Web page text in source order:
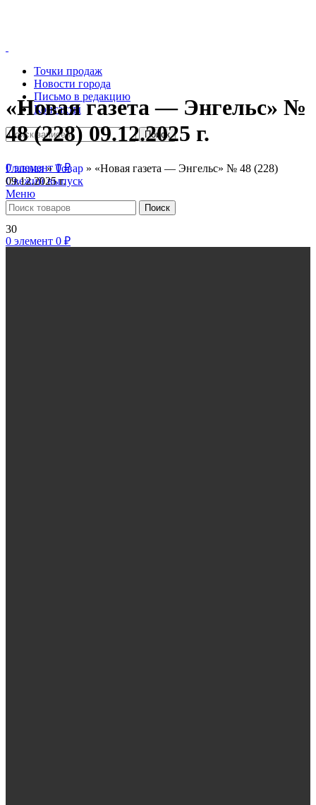
Точки продаж
Новости города
Письмо в редакцию
Контакты
Поиск
0элемент 0₽
Свежий выпуск
Меню
Поиск
0 элемент 0 ₽
«Новая газета — Энгельс» №
48 (228) 09.12.2025 г.
Главная»Товар » «Новая газета — Энгельс» № 48 (228)
09.12.2025 г.
30